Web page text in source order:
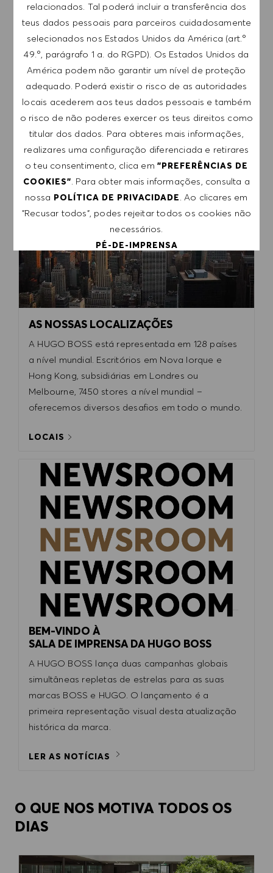
relacionados. Tal poderá incluir a transferência dos
teus dados pessoais para parceiros cuidadosamente
selecionados nos Estados Unidos da América (art.º
49.º, parágrafo 1 a. do RGPD). Os Estados Unidos da
América podem não garantir um nível de proteção
adequado. Poderá existir o risco de as autoridades
locais acederem aos teus dados pessoais e também
o risco de não poderes exercer os teus direitos como
titular dos dados. Para obteres mais informações,
realizares uma configuração diferenciada e retirares
o teu consentimento, clica em "PREFERÊNCIAS DE
COOKIES". Para obter mais informações, consulta a
nossa POLÍTICA DE PRIVACIDADE. Ao clicares em
"Recusar todos", podes rejeitar todos os cookies não
necessários.
PÉ-DE-IMPRENSA
PREFERÊNCIAS DE COOKIES
RECUSAR TODOS
ACEITAR TODOS
BENEFÍCIOS PARA COLABORADORES
Ginásio na empresa, apoio à assistência aos
filhos, modelos de horário de trabalho flexível.
Estes são apenas alguns exemplos dos benefícios
de que os nossos colaboradores usufruem.
Descobre como é trabalhar na HUGO BOSS.
IR PARA OS BENEFÍCIOS
AS NOSSAS LOCALIZAÇÕES
A HUGO BOSS está representada em 128 países
a nível mundial. Escritórios em Nova Iorque e
Hong Kong, subsidiárias em Londres ou
Melbourne, 7450 stores a nível mundial –
oferecemos diversos desafios em todo o mundo.
LOCAIS
BEM-VINDO À
SALA DE IMPRENSA DA HUGO BOSS
A HUGO BOSS lança duas campanhas globais
simultâneas repletas de estrelas para as suas
marcas BOSS e HUGO. O lançamento é a
primeira representação visual desta atualização
histórica da marca.
LER AS NOTÍCIAS
O QUE NOS MOTIVA TODOS OS
DIAS